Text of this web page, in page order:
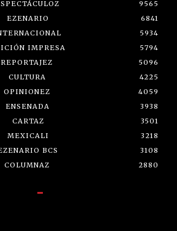
9565
EZENARIO
6841
5934
IMPRESA
5794
REPORTAJEZ
5096
CULTURA
4225
OPINIONEZ
4059
ENSENADA
3938
CARTAZ
3501
MEXICALI
3218
BCS
3108
COLUMNAZ
2880
-